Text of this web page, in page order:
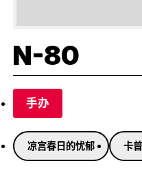
N-80
手办
凉宫春日的忧郁 卡